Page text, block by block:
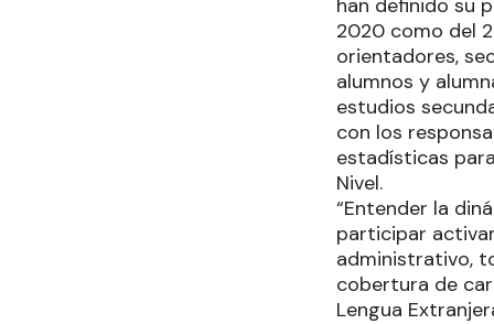
2020 como del
orientadores,
alumnos y
estudios
con los
estadísticas
Nivel.
“Entender la
participar
administrativo,
cobertura de
Lengua